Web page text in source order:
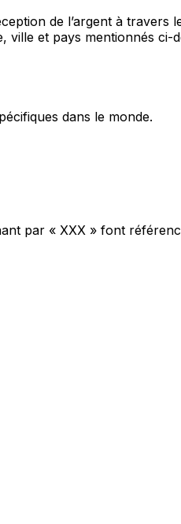
de l’argent à travers
ville et pays mentionnés
dans le monde.
par « XXX » font